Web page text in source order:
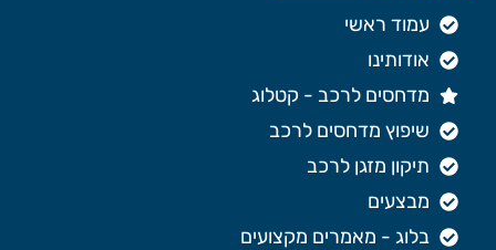
עמוד ראשי
אודותינו
מדחסים לרכב - קטלוג
שיפוץ מדחסים לרכב
תיקון מזגן לרכב
מבצעים
בלוג - מאמרים מקצועים